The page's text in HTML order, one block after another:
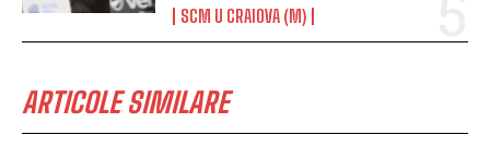
SCM U CRAIOVA (M)
ARTICOLE SIMILARE